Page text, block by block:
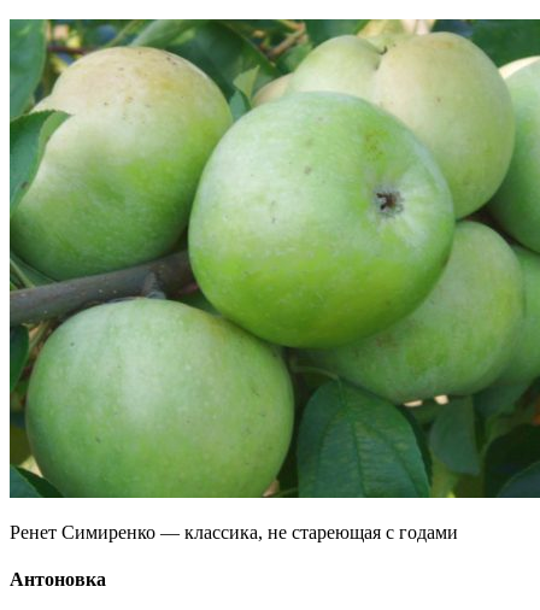
Ренет Симиренко — классика, не стареющая с годами
Антоновка